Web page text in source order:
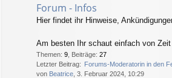
Forum - Infos
Hier findet ihr Hinweise,
Am besten Ihr schaut einfach von
Themen: 9 Beiträge: 27
Letzter Beitrag: Forums-Moderatorin in den
von Beatrice , 3. Februar 2024, 10:29